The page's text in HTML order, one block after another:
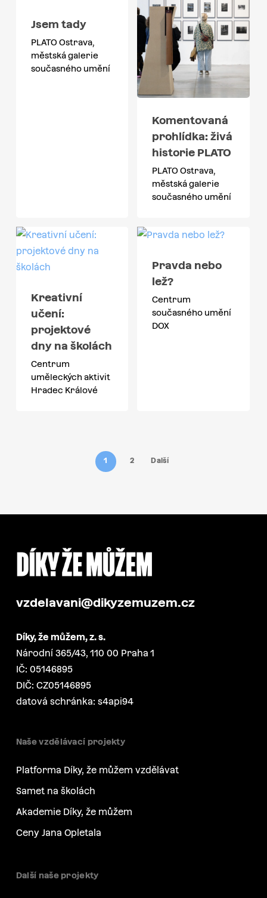
Jsem tady
PLATO Ostrava,
městská galerie
současného umění
Komentovaná
prohlídka: živá
historie PLATO
PLATO Ostrava,
městská galerie
současného umění
Kreativní
učení:
projektové
dny na školách
Centrum
uměleckých aktivit
Hradec Králové
Pravda nebo
lež?
Centrum
současného umění
DOX
1 2 Další
vzdelavani@dikyzemuzem.cz
Díky, že můžem, z. s.
Národní 365/43, 110 00 Praha 1
IČ: 05146895
DIČ: CZ05146895
datová schránka: s4api94
Naše vzdělávací projekty
Platforma Díky, že můžem vzdělávat
Samet na školách
Akademie Díky, že můžem
Ceny Jana Opletala
Další naše projekty